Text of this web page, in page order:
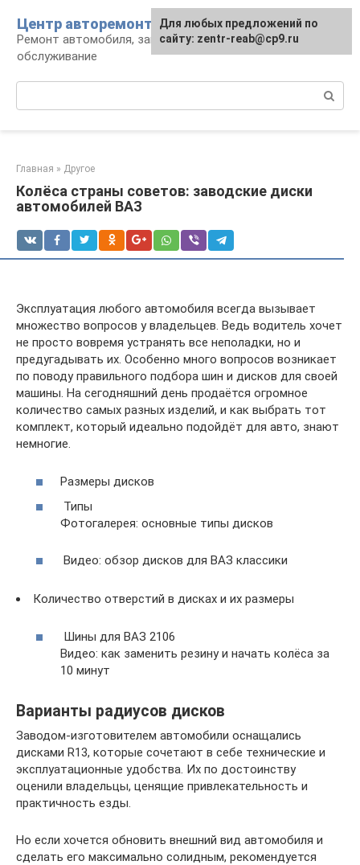
контенту
Центр авторемонта
Ремонт автомобиля, запчасти и
обслуживание
Главная » Другое
Колёса страны советов: заводские диски
автомобилей ВАЗ
Эксплуатация любого автомобиля всегда вызывает
множество вопросов у владельцев. Ведь водитель хочет
не просто вовремя устранять все неполадки, но и
предугадывать их. Особенно много вопросов возникает
по поводу правильного подбора шин и дисков для своей
машины. На сегодняшний день продаётся огромное
количество самых разных изделий, и как выбрать тот
комплект, который идеально подойдёт для авто, знают
немногие.
Размеры дисков
Типы
Фотогалерея: основные типы дисков
Видео: обзор дисков для ВАЗ классики
Количество отверстий в дисках и их размеры
Шины для ВАЗ 2106
Видео: как заменить резину и начать колёса за
10 минут
Варианты радиусов дисков
Заводом-изготовителем автомобили оснащались
дисками R13, которые сочетают в себе технические и
эксплуатационные удобства. Их по достоинству
оценили владельцы, ценящие привлекательность и
практичность езды.
Но если хочется обновить внешний вид автомобиля и
сделать его максимально солидным, рекомендуется
Для любых предложений по
сайту: zentr-reab@cp9.ru